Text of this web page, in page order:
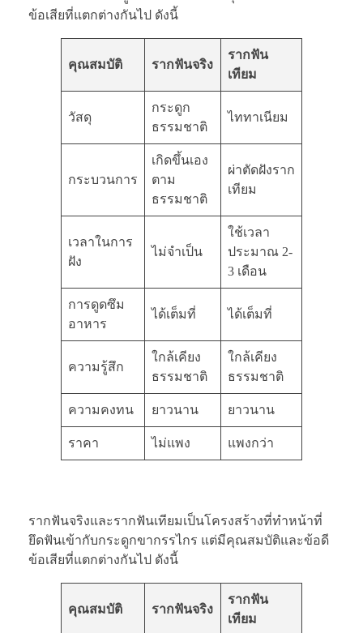
ข้อเสียที่แตกต่างกันไป ดังนี้
คุณสมบัติ รากฟันจริง
รากฟัน
เทียม
วัสดุ
กระดูก
ธรรมชาติ
ไททาเนียม
กระบวนการ
เกิดขึ้นเอง
ตาม
ธรรมชาติ
ผ่าตัดฝังราก
เทียม
เวลาในการ
ฝัง
ไม่จำเป็น
ใช้เวลา
ประมาณ 2-
3 เดือน
การดูดซึม
อาหาร
ได้เต็มที่ ได้เต็มที่
ความรู้สึก
ใกล้เคียง
ธรรมชาติ
ใกล้เคียง
ธรรมชาติ
ความคงทน ยาวนาน ยาวนาน
ราคา ไม่แพง แพงกว่า
รากฟันจริงและรากฟันเทียมเป็นโครงสร้างที่ทำหน้าที่
ยึดฟันเข้ากับกระดูกขากรรไกร แต่มีคุณสมบัติและข้อดี
ข้อเสียที่แตกต่างกันไป ดังนี้
คุณสมบัติ รากฟันจริง
รากฟัน
เทียม